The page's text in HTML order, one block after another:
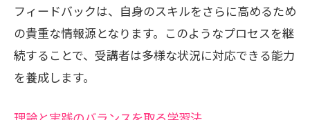
フィードバックは、自身のスキルをさらに高めるため
の貴重な情報源となります。このようなプロセスを継
続することで、受講者は多様な状況に対応できる能力
を養成します。